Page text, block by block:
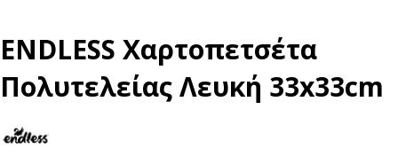
ENDLESS Χαρτοπετσέτα
Πολυτελείας Λευκή 33x33cm